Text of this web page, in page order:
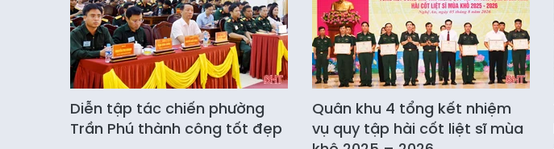
Diễn tập tác chiến phường
Trần Phú thành công tốt đẹp
Quân khu 4 tổng kết nhiệm
vụ quy tập hài cốt liệt sĩ mùa